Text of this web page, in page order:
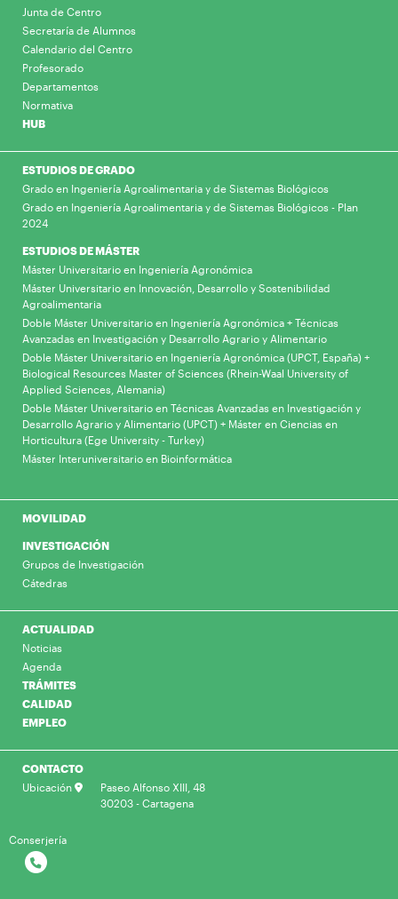
Junta de Centro
Secretaría de Alumnos
Calendario del Centro
Profesorado
Departamentos
Normativa
HUB
ESTUDIOS DE GRADO
Grado en Ingeniería Agroalimentaria y de Sistemas Biológicos
Grado en Ingeniería Agroalimentaria y de Sistemas Biológicos - Plan
2024
ESTUDIOS DE MÁSTER
Máster Universitario en Ingeniería Agronómica
Máster Universitario en Innovación, Desarrollo y Sostenibilidad
Agroalimentaria
Doble Máster Universitario en Ingeniería Agronómica + Técnicas
Avanzadas en Investigación y Desarrollo Agrario y Alimentario
Doble Máster Universitario en Ingeniería Agronómica (UPCT, España) +
Biological Resources Master of Sciences (Rhein-Waal University of
Applied Sciences, Alemania)
Doble Máster Universitario en Técnicas Avanzadas en Investigación y
Desarrollo Agrario y Alimentario (UPCT) + Máster en Ciencias en
Horticultura (Ege University - Turkey)
Máster Interuniversitario en Bioinformática
MOVILIDAD
INVESTIGACIÓN
Grupos de Investigación
Cátedras
ACTUALIDAD
Noticias
Agenda
TRÁMITES
CALIDAD
EMPLEO
CONTACTO
Ubicación
Paseo Alfonso XIII, 48
30203 - Cartagena
Conserjería